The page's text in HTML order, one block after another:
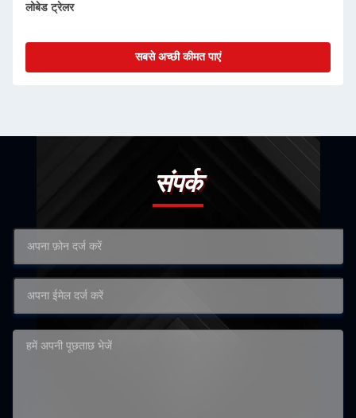
लोबेड ट्रेलर
सबसे अच्छी कीमत पाएं
संपर्क